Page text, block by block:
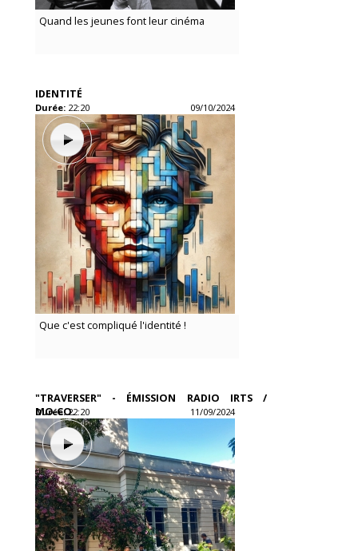
Quand les jeunes font leur cinéma
IDENTITÉ
Durée: 22:20 09/10/2024
Que c'est compliqué l'identité !
"TRAVERSER" - ÉMISSION RADIO IRTS /
MO.CO.
Durée:22:20 11/09/2024